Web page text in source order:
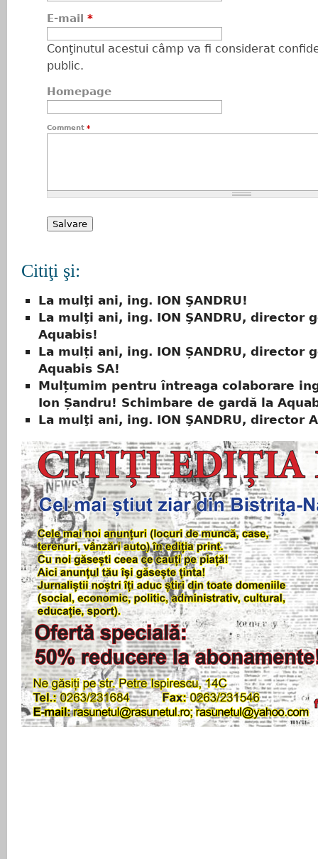
E-mail *
Conţinutul acestui câmp va fi considerat
public.
Homepage
Comment *
Citiţi şi:
La mulţi ani, ing. ION ŞANDRU!
La mulţi ani, ing. ION ŞANDRU, director
Aquabis!
La mulți ani, ing. ION ȘANDRU, director
Aquabis SA!
Mulțumim pentru întreaga colaborare
Ion Șandru! Schimbare de gardă la
La mulţi ani, ing. ION ŞANDRU, director